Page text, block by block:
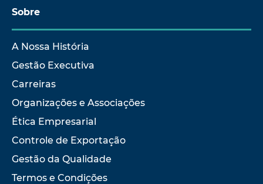
Sobre
A Nossa História
Gestão Executiva
Carreiras
Organizações e Associações
Ética Empresarial
Controle de Exportação
Gestão da Qualidade
Termos e Condições